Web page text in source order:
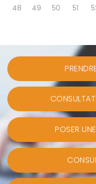
48
49 50 51
POSER